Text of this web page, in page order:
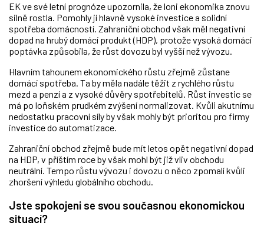
EK ve své letní prognóze upozornila, že loni ekonomika znovu
silně rostla. Pomohly jí hlavně vysoké investice a solidní
spotřeba domácností. Zahraniční obchod však měl negativní
dopad na hrubý domácí produkt (HDP), protože vysoká domácí
poptávka způsobila, že růst dovozu byl vyšší než vývozu.
Hlavním tahounem ekonomického růstu zřejmě zůstane
domácí spotřeba. Ta by měla nadále těžit z rychlého růstu
mezd a penzí a z vysoké důvěry spotřebitelů. Růst investic se
má po loňském prudkém zvýšení normalizovat. Kvůli akutnímu
nedostatku pracovní síly by však mohly být prioritou pro firmy
investice do automatizace.
Zahraniční obchod zřejmě bude mít letos opět negativní dopad
na HDP, v příštím roce by však mohl být již vliv obchodu
neutrální. Tempo růstu vývozu i dovozu o něco zpomalí kvůli
zhoršení výhledu globálního obchodu.
Jste spokojeni se svou současnou ekonomickou
situací?